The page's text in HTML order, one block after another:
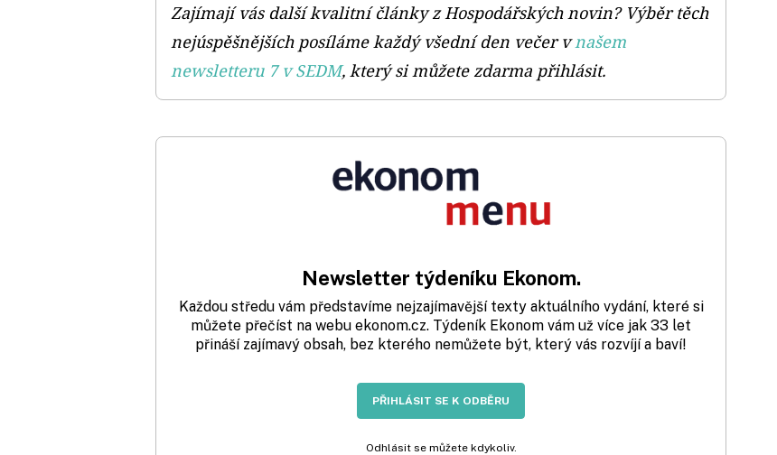
Zajímají vás další kvalitní články z Hospodářských novin? Výběr těch
nejúspěšnějších posíláme každý všední den večer vnašem
newsletteru 7 v SEDM, který si můžete zdarma přihlásit.
Newsletter týdeníku Ekonom.
Každou středu vám představíme nejzajímavější texty aktuálního vydání, které si
můžete přečíst na webu ekonom.cz. Týdeník Ekonom vám už více jak 33 let
přináší zajímavý obsah, bez kterého nemůžete být, který vás rozvíjí a baví!
PŘIHLÁSIT SE K ODBĚRU
Odhlásit se můžete kdykoliv.